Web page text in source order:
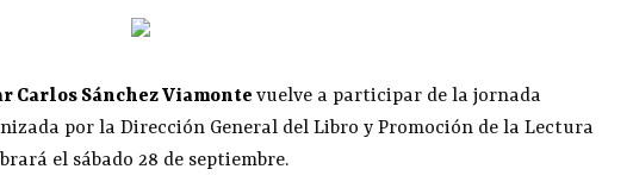
Carlos Sánchez Viamonte vuelve a participar de la jornada
por la Dirección General del Libro y Promoción de la Lectura
el sábado 28 de septiembre.